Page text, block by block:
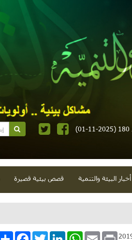
أخبار البيئة والتنمية قصص بيئية قصيرة
و"سيباط"
انشر
FacebookTwitterLinkedInWhatsApp Email Print